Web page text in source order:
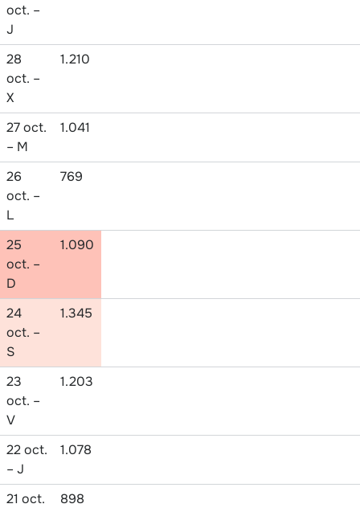
oct. –
J
28
oct. –
X
1.210
27 oct.
– M
1.041
26
oct. –
L
769
25
oct. –
D
1.090
24
oct. –
S
1.345
23
oct. –
V
1.203
22 oct.
– J
1.078
21 oct.
898